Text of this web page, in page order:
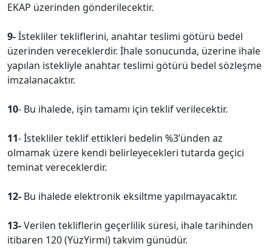
EKAP üzerinden gönderilecektir.
9-İstekliler tekliflerini, anahtar teslimi götürü bedel
üzerinden vereceklerdir. İhale sonucunda, üzerine ihale
yapılan istekliyle anahtar teslimi götürü bedel sözleşme
imzalanacaktır.
10- Bu ihalede, işin tamamı için teklif verilecektir.
11- İstekliler teklif ettikleri bedelin %3’ünden az
olmamak üzere kendi belirleyecekleri tutarda geçici
teminat vereceklerdir.
12- Bu ihalede elektronik eksiltme yapılmayacaktır.
13-Verilen tekliflerin geçerlilik süresi, ihale tarihinden
itibaren 120 (YüzYirmi) takvim günüdür.